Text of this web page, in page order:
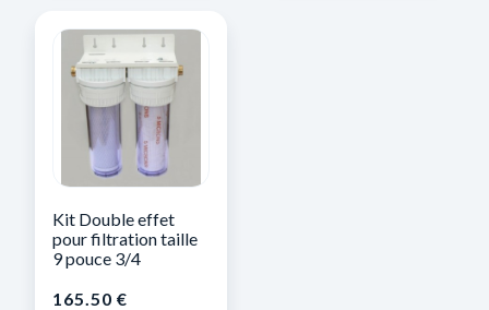
Kit Double effet
pour filtration taille
9 pouce 3/4
165.50 €